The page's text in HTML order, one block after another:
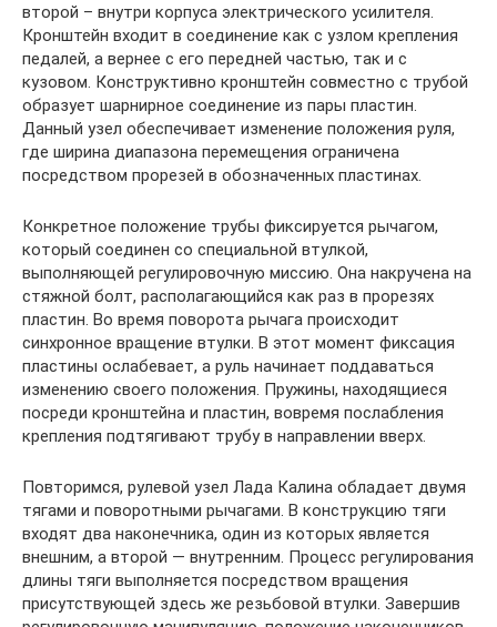
второй – внутри корпуса электрического усилителя.
Кронштейн входит в соединение как с узлом крепления
педалей, а вернее с его передней частью, так и с
кузовом. Конструктивно кронштейн совместно с трубой
образует шарнирное соединение из пары пластин.
Данный узел обеспечивает изменение положения руля,
где ширина диапазона перемещения ограничена
посредством прорезей в обозначенных пластинах.
Конкретное положение трубы фиксируется рычагом,
который соединен со специальной втулкой,
выполняющей регулировочную миссию. Она накручена на
стяжной болт, располагающийся как раз в прорезях
пластин. Во время поворота рычага происходит
синхронное вращение втулки. В этот момент фиксация
пластины ослабевает, а руль начинает поддаваться
изменению своего положения. Пружины, находящиеся
посреди кронштейна и пластин, вовремя послабления
крепления подтягивают трубу в направлении вверх.
Повторимся, рулевой узел Лада Калина обладает двумя
тягами и поворотными рычагами. В конструкцию тяги
входят два наконечника, один из которых является
внешним, а второй — внутренним. Процесс регулирования
длины тяги выполняется посредством вращения
присутствующей здесь же резьбовой втулки. Завершив